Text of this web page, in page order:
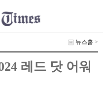
뉴스홈 >
레드 닷 어워